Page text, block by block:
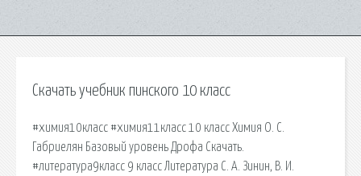
Скачать учебник пинского 10 класс
#химия10класс #химия11класс 10 класс Химия О. С.
Габриелян Базовый уровень Дрофа Скачать.
#литература9класс 9 класс Литература С. А. Зинин, В. И.